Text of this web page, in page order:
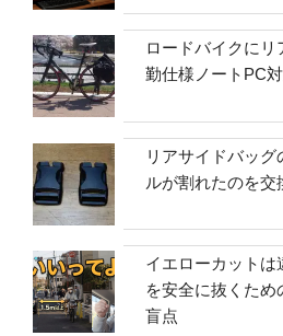
ロードバイクにリ
勤仕様ノートPC
リアサイドバッ
ルが割れたのを交
イエローカットは
を安全に抜くた
盲点